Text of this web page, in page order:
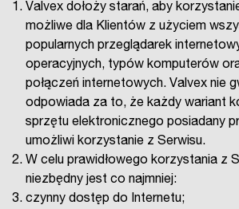
Valvex dołoży starań, aby
możliwe dla Klientów z użyciem
popularnych przeglądarek
operacyjnych, typów komputerów
połączeń internetowych. Valvex nie
odpowiada za to, że każdy wariant
sprzętu elektronicznego posiadany
umożliwi korzystanie z Serwisu.
W celu prawidłowego korzystania z
niezbędny jest co najmniej:
czynny dostęp do Internetu;